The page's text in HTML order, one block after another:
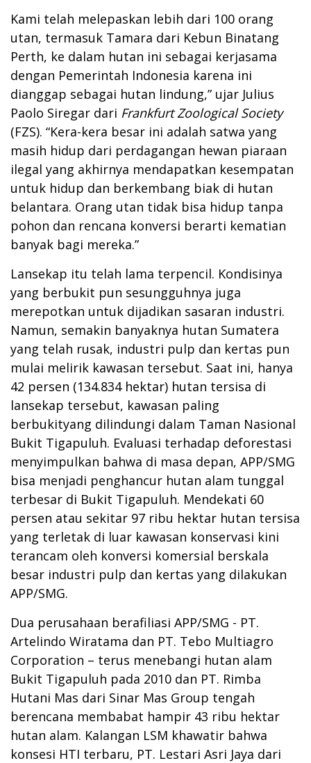
Kami telah melepaskan lebih dari 100 orang
utan, termasuk Tamara dari Kebun Binatang
Perth, ke dalam hutan ini sebagai kerjasama
dengan Pemerintah Indonesia karena ini
dianggap sebagai hutan lindung,” ujar Julius
Paolo Siregar dari Frankfurt Zoological Society
(FZS). “Kera-kera besar ini adalah satwa yang
masih hidup dari perdagangan hewan piaraan
ilegal yang akhirnya mendapatkan kesempatan
untuk hidup dan berkembang biak di hutan
belantara. Orang utan tidak bisa hidup tanpa
pohon dan rencana konversi berarti kematian
banyak bagi mereka.”
Lansekap itu telah lama terpencil. Kondisinya
yang berbukit pun sesungguhnya juga
merepotkan untuk dijadikan sasaran industri.
Namun, semakin banyaknya hutan Sumatera
yang telah rusak, industri pulp dan kertas pun
mulai melirik kawasan tersebut. Saat ini, hanya
42 persen (134.834 hektar) hutan tersisa di
lansekap tersebut, kawasan paling
berbukityang dilindungi dalam Taman Nasional
Bukit Tigapuluh. Evaluasi terhadap deforestasi
menyimpulkan bahwa di masa depan, APP/SMG
bisa menjadi penghancur hutan alam tunggal
terbesar di Bukit Tigapuluh. Mendekati 60
persen atau sekitar 97 ribu hektar hutan tersisa
yang terletak di luar kawasan konservasi kini
terancam oleh konversi komersial berskala
besar industri pulp dan kertas yang dilakukan
APP/SMG.
Dua perusahaan berafiliasi APP/SMG - PT.
Artelindo Wiratama dan PT. Tebo Multiagro
Corporation – terus menebangi hutan alam
Bukit Tigapuluh pada 2010 dan PT. Rimba
Hutani Mas dari Sinar Mas Group tengah
berencana membabat hampir 43 ribu hektar
hutan alam. Kalangan LSM khawatir bahwa
konsesi HTI terbaru, PT. Lestari Asri Jaya dari